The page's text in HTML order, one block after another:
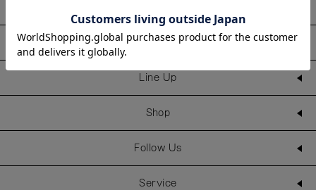
Information
Line Up
Shop
Follow Us
Service